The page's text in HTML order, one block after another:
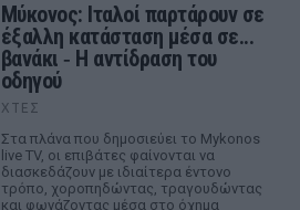
Μύκονος: Ιταλοί παρτάρουν σε
έξαλλη κατάσταση μέσα σε...
βανάκι ‑ Η αντίδραση του
οδηγού
ΧΤΕΣ
Στα πλάνα που δημοσιεύει το Mykonos
live TV, οι επιβάτες φαίνονται να
διασκεδάζουν με ιδιαίτερα έντονο
τρόπο, χοροπηδώντας, τραγουδώντας
και φωνάζοντας μέσα στο όχημα